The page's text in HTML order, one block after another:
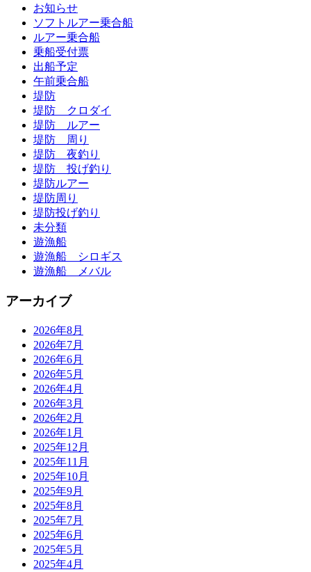
お知らせ
ソフトルアー乗合船
ルアー乗合船
乗船受付票
出船予定
午前乗合船
堤防
堤防 クロダイ
堤防 ルアー
堤防 周り
堤防 夜釣り
堤防 投げ釣り
堤防ルアー
堤防周り
堤防投げ釣り
未分類
遊漁船
遊漁船 シロギス
遊漁船 メバル
アーカイブ
2026年8月
2026年7月
2026年6月
2026年5月
2026年4月
2026年3月
2026年2月
2026年1月
2025年12月
2025年11月
2025年10月
2025年9月
2025年8月
2025年7月
2025年6月
2025年5月
2025年4月